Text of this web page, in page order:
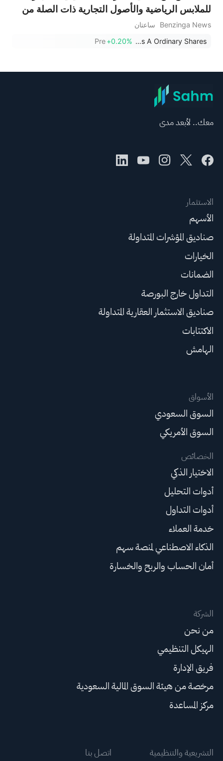
للملابس الرياضية والأصول التجارية ذات الصلة من
شركة جابانيرو مقابل 33 مليون دولار نقدًا
Benzinga News
ساعتان
Paranovus Entertainment Technology Ltd. - Class A Ordinary Shares
+0.20%
Pre
معك.. لأبعد مدى
الاستثمار
الأسهم
صناديق المؤشرات المتداولة
الخيارات
الضمانات
التداول خارج البورصة
صناديق الاستثمار العقارية المتداولة
الاكتتابات
الهامش
الأسواق
السوق السعودي
السوق الأمريكي
الخصائص
الاختيار الذكي
أدوات التحليل
أدوات التداول
خدمة العملاء
الذكاء الاصطناعي لمنصة سهم
أمان الحساب والربح والخسارة
الشركة
من نحن
الهيكل التنظيمي
فريق الإدارة
مرخصة من هيئة السوق المالية السعودية
مركز المساعدة
التشريعية والتنظيمية اتصل بنا